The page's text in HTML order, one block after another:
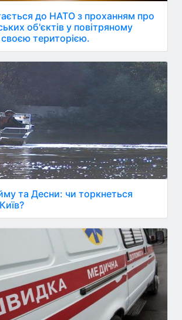
до НАТО з проханням про
об'єктів у повітряному
територією.
та Десни: чи торкнеться